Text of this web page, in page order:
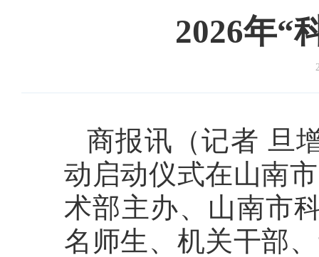
2026年“
商报讯（记者 旦
动启动仪式在山南
术部主办、山南市
名师生、机关干部